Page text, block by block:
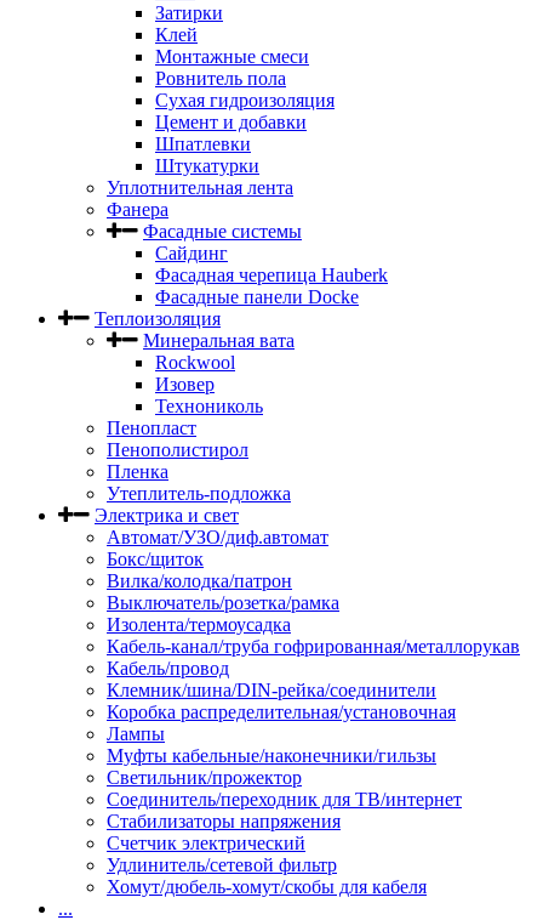
Затирки
Клей
Монтажные смеси
Ровнитель пола
Сухая гидроизоляция
Цемент и добавки
Шпатлевки
Штукатурки
Уплотнительная лента
Фанера
Фасадные системы
Сайдинг
Фасадная черепица Hauberk
Фасадные панели Docke
Теплоизоляция
Минеральная вата
Rockwool
Изовер
Технониколь
Пенопласт
Пенополистирол
Пленка
Утеплитель-подложка
Электрика и свет
Автомат/УЗО/диф.автомат
Бокс/щиток
Вилка/колодка/патрон
Выключатель/розетка/рамка
Изолента/термоусадка
Кабель-канал/труба гофрированная/металлорукав
Кабель/провод
Клемник/шина/DIN-рейка/соединители
Коробка распределительная/установочная
Лампы
Муфты кабельные/наконечники/гильзы
Светильник/прожектор
Соединитель/переходник для ТВ/интернет
Стабилизаторы напряжения
Счетчик электрический
Удлинитель/сетевой фильтр
Хомут/дюбель-хомут/скобы для кабеля
...